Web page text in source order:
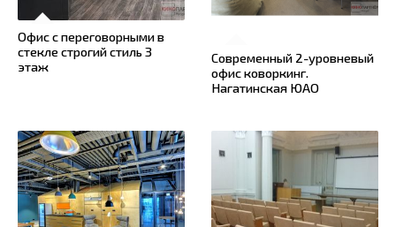
Офис с переговорными в
стекле строгий стиль 3
этаж
Современный 2-уровневый
офис коворкинг.
Нагатинская ЮАО